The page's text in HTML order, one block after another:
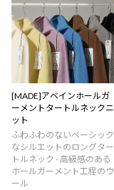
[MADE]アベインホールガ
ーメントタートルネックニ
ット
ふわふわのないベーシック
なシルエットのロングター
トルネック - 高級感のある
ホールガーメント工程のウ
ール